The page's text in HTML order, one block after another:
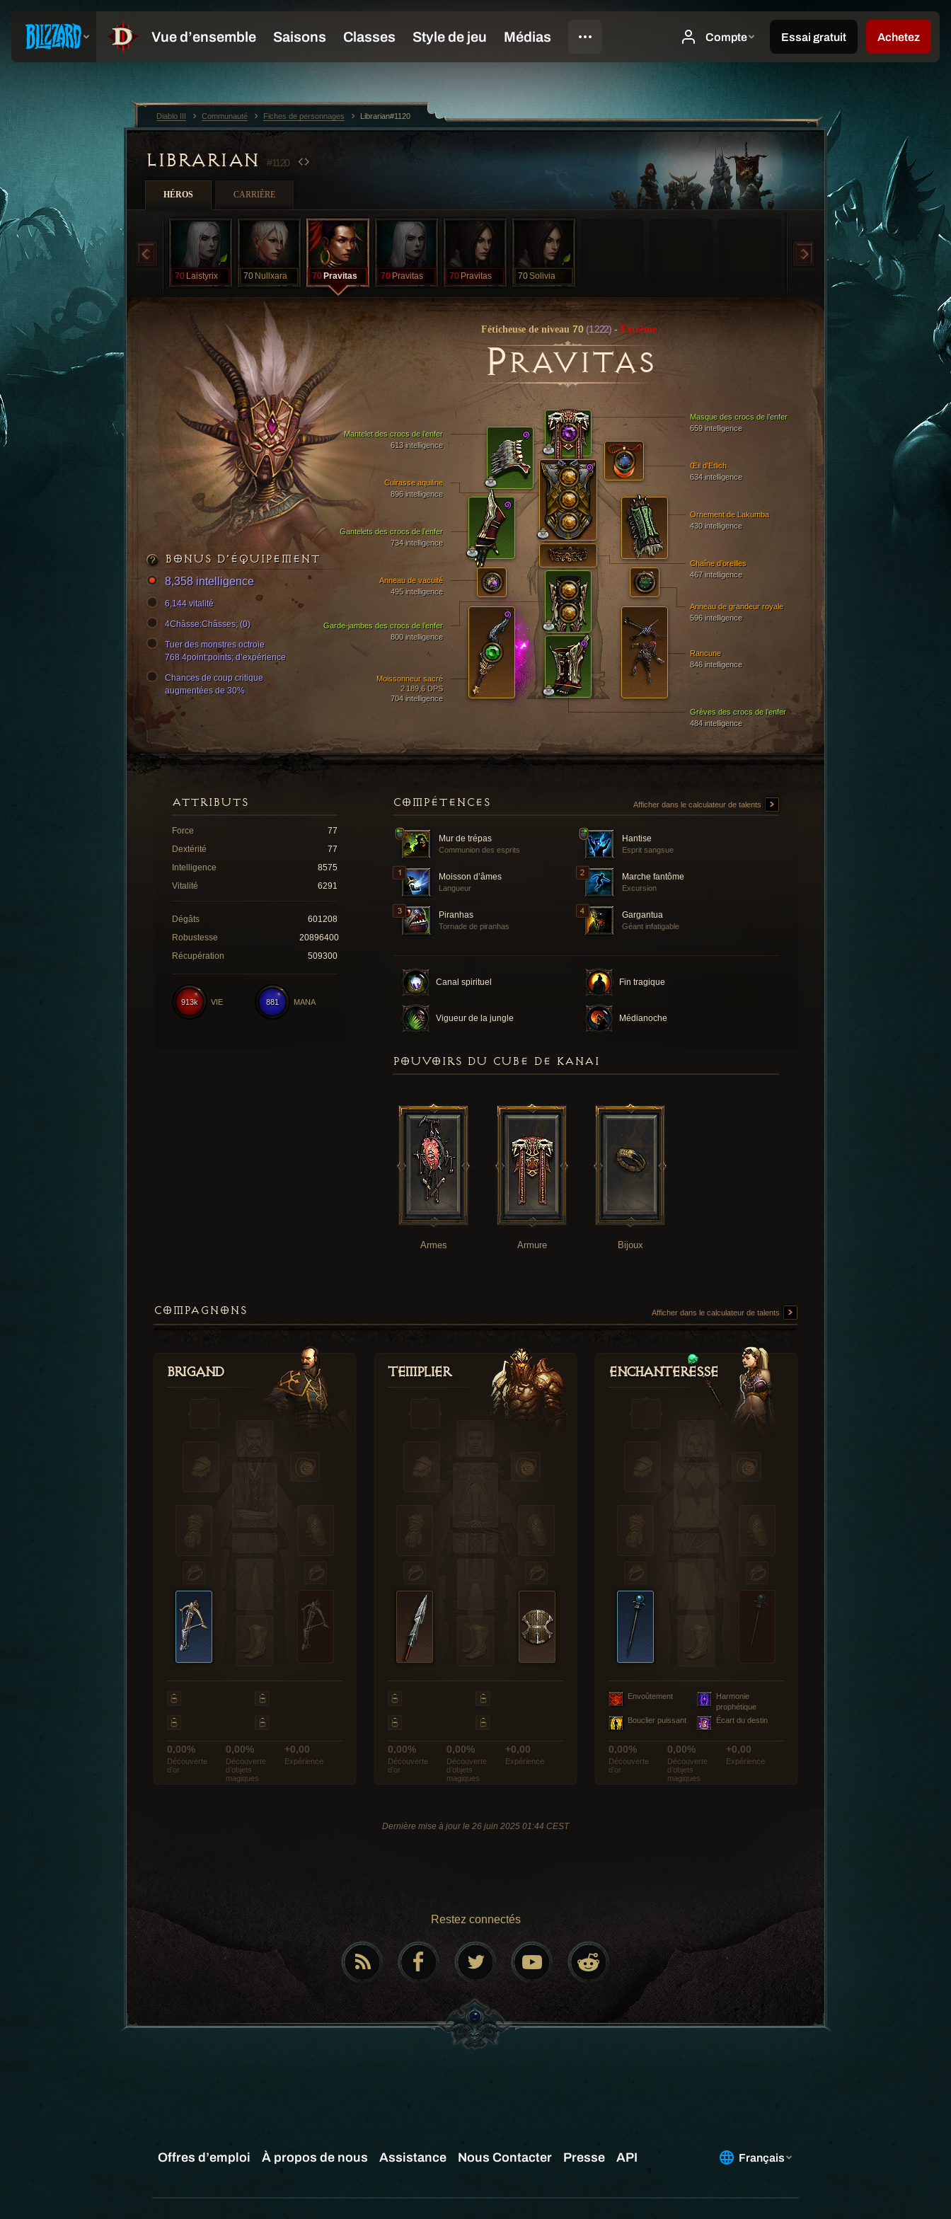
LIBRARIAN #1120
HÉROS CARRIÈRE
70 Laistyrix 70 Nullxara 70 Pravitas 70 Pravitas 70 Pravitas 70Solivia
Féticheuse de niveau70 (1 222) - Extrême
PRAVITAS
Masque des crocs de l’enfer
659 intelligence
Cuirasse aquiline
896 intelligence
Grèves des crocs de l’enfer
484 intelligence
Gantelets des crocs de l’enfer
734 intelligence
Mantelet des crocs de l’enfer
613 intelligence
Garde-jambes des crocs de l’enfer
800 intelligence
Ornement de Lakumba
430 intelligence
Moissonneur sacré
2 189,6 DPS
704 intelligence
Rancune
846 intelligence
Chaîne d’oreilles
467 intelligence
Anneau de grandeur royale
596 intelligence
Anneau de vacuité
495 intelligence
Œil d’Etlich
634 intelligence
BONUS D’ÉQUIPEMENT
8,358 intelligence
6,144 vitalité
4Châsse:Châsses; (0)
Tuer des monstres octroie
768 4point:points; d’expérience
Chances de coup critique
augmentées de 30%
COMPÉTENCES Afficher dans le calculateur de talents
Mur de trépas
Communion des esprits
Hantise
Esprit sangsue
Moisson d’âmes
Langueur
Marche fantôme
Excursion
Piranhas
Tornade de piranhas
Gargantua
Géant infatigable
Canal spirituel Fin tragique
Vigueur de la jungle Médianoche
ATTRIBUTS
Force
77
Dextérité
77
Intelligence
8575
Vitalité
6291
Dégâts
601208
Robustesse
20896400
Récupération
509300
881 MANA
913k VIE
POUVOIRS DU CUBE DE KANAI
Armes Armure Bijoux
COMPAGNONS Afficher dans le calculateur de talents
Brigand
0,00%
Découverte
d’or
0,00%
Découverte
d’objets
magiques
+0,00
Expérience
Templier
0,00%
Découverte
d’or
0,00%
Découverte
d’objets
magiques
+0,00
Expérience
Enchanteresse
Envoûtement
Harmonie
prophétique
Bouclier puissant
Écart du destin
0,00%
Découverte
d’or
0,00%
Découverte
d’objets
magiques
+0,00
Expérience
Dernière mise à jour le 26 juin 2025 01:44 CEST
Restez connectés
Diablo III Communauté Fiches de personnages Librarian#1120